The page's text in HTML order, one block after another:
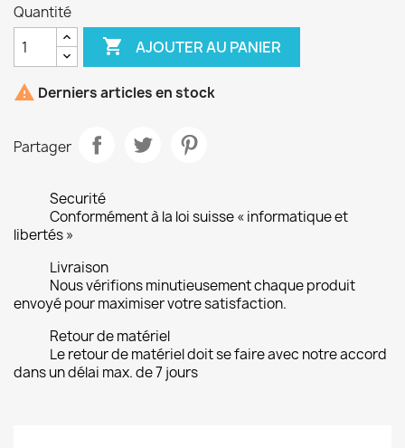
Quantité
 AJOUTER AU PANIER
 Derniers articles en stock
Partager
Securité
Conformément à la loi suisse « informatique et
libertés »
Livraison
Nous vérifions minutieusement chaque produit
envoyé pour maximiser votre satisfaction.
Retour de matériel
Le retour de matériel doit se faire avec notre accord
dans un délai max. de 7 jours